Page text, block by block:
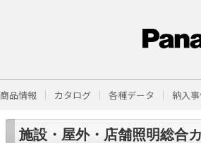
商品情報 カタログ 各種データ 納入
施設・屋外・店舗照明総合